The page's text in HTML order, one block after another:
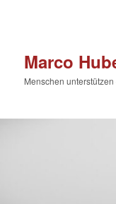
Marco
Menschen